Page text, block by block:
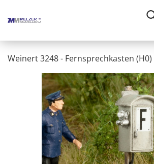
Weinert 3248 - Fernsprechkasten (H0)